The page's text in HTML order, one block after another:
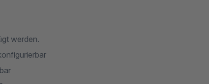
werden.